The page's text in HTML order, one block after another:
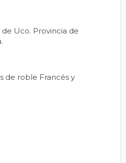
de Uco. Provincia de
de roble Francés y